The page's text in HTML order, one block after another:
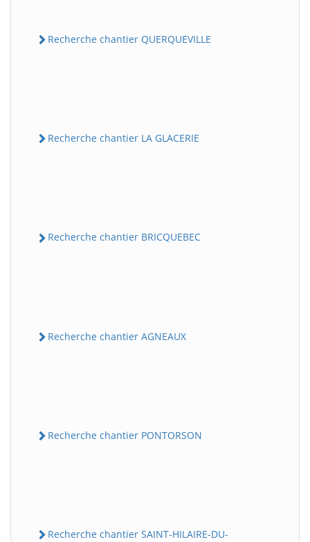
Recherche chantier QUERQUEVILLE
Recherche chantier LA GLACERIE
Recherche chantier BRICQUEBEC
Recherche chantier AGNEAUX
Recherche chantier PONTORSON
Recherche chantier SAINT-HILAIRE-DU-